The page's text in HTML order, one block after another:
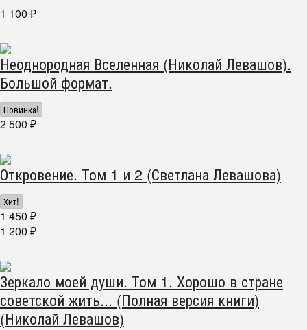
1 100 ₽
Неоднородная Вселенная (Николай Левашов).
Большой формат.
Новинка!
2 500 ₽
Откровение. Том 1 и 2 (Светлана Левашова)
Хит!
1 450 ₽
1 200 ₽
Зеркало моей души. Том 1. Хорошо в стране
советской жить... (Полная версия книги)
(Николай Левашов)